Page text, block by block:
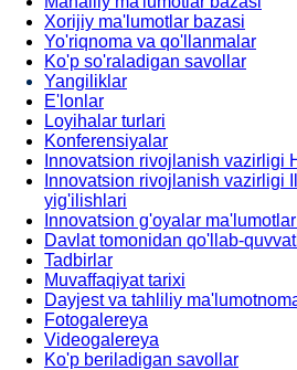
Xorijiy ma'lumotlar bazasi
Yo'riqnoma va qo'llanmalar
Ko'p so'raladigan savollar
Yangiliklar
E'lonlar
Loyihalar turlari
Konferensiyalar
Innovatsion rivojlanish vazirligi
Innovatsion rivojlanish vazirligi
yig'ilishlari
Innovatsion g'oyalar
Davlat tomonidan qo'llab-
Tadbirlar
Muvaffaqiyat tarixi
Dayjest va tahliliy
Fotogalereya
Videogalereya
Ko'p beriladigan savollar